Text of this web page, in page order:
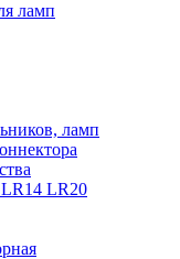
ламп
ламп
LR20